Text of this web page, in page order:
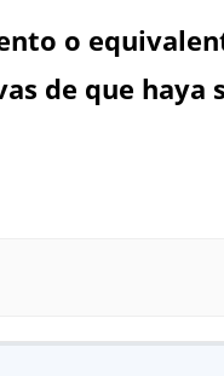
o
de que haya